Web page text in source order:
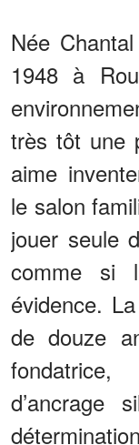
Née
1948 à
très tôt une
aime
le salon
jouer seule
comme si
évidence.
de douze
d’ancrage